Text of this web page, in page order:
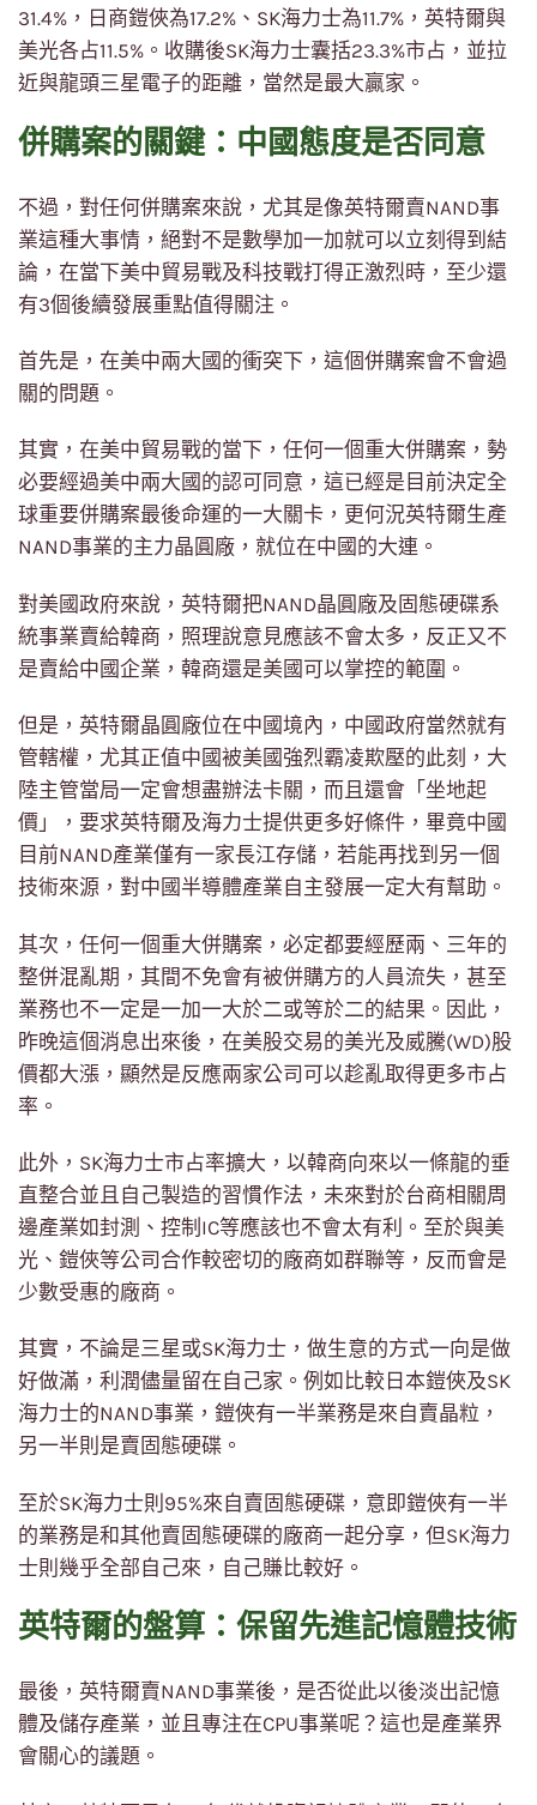
31.4%，日商鎧俠為17.2%、SK海力士為11.7%，英特爾與
美光各占11.5%。收購後SK海力士囊括23.3%市占，並拉
近與龍頭三星電子的距離，當然是最大贏家。
併購案的關鍵：中國態度是否同意
不過，對任何併購案來說，尤其是像英特爾賣NAND事
業這種大事情，絕對不是數學加一加就可以立刻得到結
論，在當下美中貿易戰及科技戰打得正激烈時，至少還
有3個後續發展重點值得關注。
首先是，在美中兩大國的衝突下，這個併購案會不會過
關的問題。
其實，在美中貿易戰的當下，任何一個重大併購案，勢
必要經過美中兩大國的認可同意，這已經是目前決定全
球重要併購案最後命運的一大關卡，更何況英特爾生產
NAND事業的主力晶圓廠，就位在中國的大連。
對美國政府來說，英特爾把NAND晶圓廠及固態硬碟系
統事業賣給韓商，照理說意見應該不會太多，反正又不
是賣給中國企業，韓商還是美國可以掌控的範圍。
但是，英特爾晶圓廠位在中國境內，中國政府當然就有
管轄權，尤其正值中國被美國強烈霸凌欺壓的此刻，大
陸主管當局一定會想盡辦法卡關，而且還會「坐地起
價」，要求英特爾及海力士提供更多好條件，畢竟中國
目前NAND產業僅有一家長江存儲，若能再找到另一個
技術來源，對中國半導體產業自主發展一定大有幫助。
其次，任何一個重大併購案，必定都要經歷兩、三年的
整併混亂期，其間不免會有被併購方的人員流失，甚至
業務也不一定是一加一大於二或等於二的結果。因此，
昨晚這個消息出來後，在美股交易的美光及威騰(WD)股
價都大漲，顯然是反應兩家公司可以趁亂取得更多市占
率。
此外，SK海力士市占率擴大，以韓商向來以一條龍的垂
直整合並且自己製造的習慣作法，未來對於台商相關周
邊產業如封測、控制IC等應該也不會太有利。至於與美
光、鎧俠等公司合作較密切的廠商如群聯等，反而會是
少數受惠的廠商。
其實，不論是三星或SK海力士，做生意的方式一向是做
好做滿，利潤儘量留在自己家。例如比較日本鎧俠及SK
海力士的NAND事業，鎧俠有一半業務是來自賣晶粒，
另一半則是賣固態硬碟。
至於SK海力士則95%來自賣固態硬碟，意即鎧俠有一半
的業務是和其他賣固態硬碟的廠商一起分享，但SK海力
士則幾乎全部自己來，自己賺比較好。
英特爾的盤算：保留先進記憶體技術
最後，英特爾賣NAND事業後，是否從此以後淡出記憶
體及儲存產業，並且專注在CPU事業呢？這也是產業界
會關心的議題。